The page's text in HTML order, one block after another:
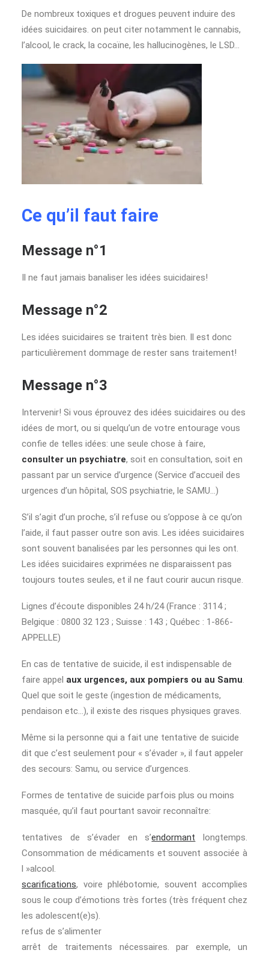
De nombreux toxiques et drogues peuvent induire des
idées suicidaires. on peut citer notamment le cannabis,
l’alcool, le crack, la cocaïne, les hallucinogènes, le LSD…
.
Ce qu’il faut faire
Message n°1
Il ne faut jamais banaliser les idées suicidaires!
Message n°2
Les idées suicidaires se traitent très bien. Il est donc
particulièrement dommage de rester sans traitement!
Message n°3
Intervenir! Si vous éprouvez des idées suicidaires ou des
idées de mort, ou si quelqu’un de votre entourage vous
confie de telles idées: une seule chose à faire,
consulter un psychiatre, soit en consultation, soit en
passant par un service d’urgence (Service d’accueil des
urgences d’un hôpital, SOS psychiatrie, le SAMU…)
S’il s’agit d’un proche, s’il refuse ou s’oppose à ce qu’on
l’aide, il faut passer outre son avis. Les idées suicidaires
sont souvent banalisées par les personnes qui les ont.
Les idées suicidaires exprimées ne disparaissent pas
toujours toutes seules, et il ne faut courir aucun risque.
Lignes d’écoute disponibles 24 h/24 (France : 3114 ;
Belgique : 0800 32 123 ; Suisse : 143 ; Québec : 1-866-
APPELLE)
En cas de tentative de suicide, il est indispensable de
faire appel aux urgences, aux pompiers ou au Samu.
Quel que soit le geste (ingestion de médicaments,
pendaison etc…), il existe des risques physiques graves.
Même si la personne qui a fait une tentative de suicide
dit que c’est seulement pour « s’évader », il faut appeler
des secours: Samu, ou service d’urgences.
Formes de tentative de suicide parfois plus ou moins
masquée, qu’il faut pourtant savoir reconnaître:
tentatives de s’évader en s’endormant longtemps.
Consommation de médicaments et souvent associée à
l »alcool.
scarifications, voire phlébotomie, souvent accomplies
sous le coup d’émotions très fortes (très fréquent chez
les adolescent(e)s).
refus de s’alimenter
arrêt de traitements nécessaires. par exemple, un